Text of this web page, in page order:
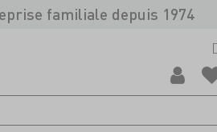
familiale depuis 1974